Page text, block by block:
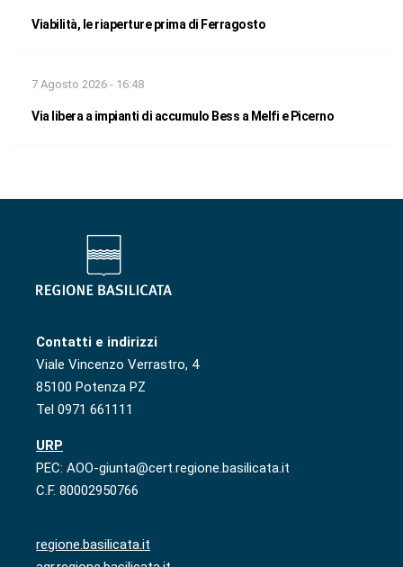
Viabilità, le riaperture prima di Ferragosto
7 Agosto 2026 - 16:48
Via libera a impianti di accumulo Bess a Melfi e Picerno
Contatti e indirizzi
Viale Vincenzo Verrastro, 4
85100 Potenza PZ
Tel 0971 661111
URP
PEC: AOO-giunta@cert.regione.basilicata.it
C.F. 80002950766
regione.basilicata.it